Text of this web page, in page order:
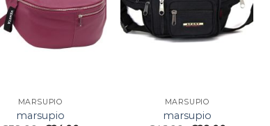
MARSUPIO
marsupio
MARSUPIO
marsupio